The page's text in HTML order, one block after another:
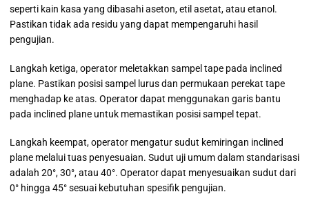
seperti kain kasa yang dibasahi aseton, etil asetat, atau etanol.
Pastikan tidak ada residu yang dapat mempengaruhi hasil
pengujian.
Langkah ketiga, operator meletakkan sampel tape pada inclined
plane. Pastikan posisi sampel lurus dan permukaan perekat tape
menghadap ke atas. Operator dapat menggunakan garis bantu
pada inclined plane untuk memastikan posisi sampel tepat.
Langkah keempat, operator mengatur sudut kemiringan inclined
plane melalui tuas penyesuaian. Sudut uji umum dalam standarisasi
adalah 20°, 30°, atau 40°. Operator dapat menyesuaikan sudut dari
0° hingga 45° sesuai kebutuhan spesifik pengujian.